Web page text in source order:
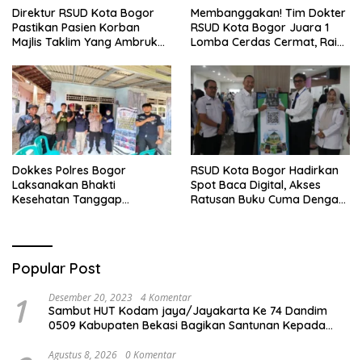
Direktur RSUD Kota Bogor
Pastikan Pasien Korban
Majlis Taklim Yang Ambruk
Perawatan Maksimal
Membanggakan! Tim Dokter
RSUD Kota Bogor Juara 1
Lomba Cerdas Cermat, Raih
Se-Bogor
Dokkes Polres Bogor
Laksanakan Bhakti
Kesehatan Tanggap
RSUD Kota Bogor Hadirkan
Spot Baca Digital, Akses
Ratusan Buku Cuma Dengan
Popular Post
1 Desember 20, 2023 4 Komentar
Sambut HUT Kodam jaya/Jayakarta Ke 74 Dandim
0509 Kabupaten Bekasi Bagikan Santunan Kepada
Agustus 8, 2026 0 Komentar